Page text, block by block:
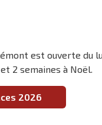
est ouverte du
2 semaines à Noël.
2026